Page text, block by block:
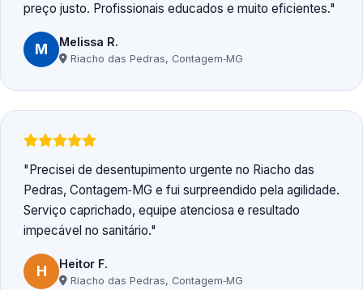
preço justo. Profissionais educados e muito eficientes.
M Melissa R.
Riacho das Pedras, Contagem‑MG
Precisei de desentupimento urgente no Riacho das
Pedras, Contagem‑MG e fui surpreendido pela agilidade.
Serviço caprichado, equipe atenciosa e resultado
impecável no sanitário.
H Heitor F.
Riacho das Pedras, Contagem‑MG